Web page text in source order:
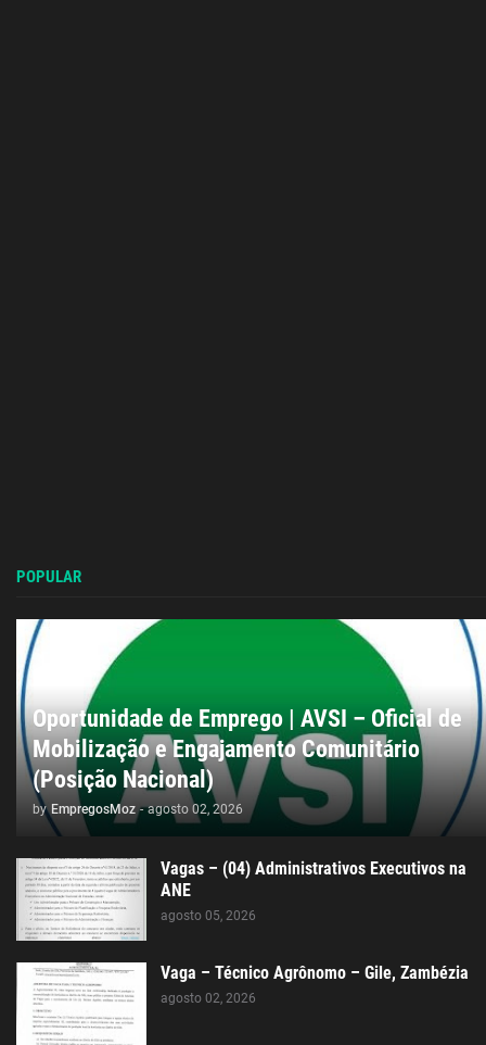
POPULAR
Oportunidade de Emprego | AVSI – Oficial de
Mobilização e Engajamento Comunitário
(Posição Nacional)
by EmpregosMoz - agosto 02, 2026
Vagas – (04) Administrativos Executivos na
ANE
agosto 05, 2026
Vaga – Técnico Agrônomo – Gile, Zambézia
agosto 02, 2026